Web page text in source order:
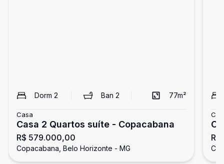
Dorm 2 Ban2 77m²
Casa
Casa 2 Quartos suíte - Copacabana
R$ 579.000,00
Copacabana, Belo Horizonte - MG